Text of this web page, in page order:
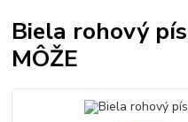
Biela rohový
MÔŽE